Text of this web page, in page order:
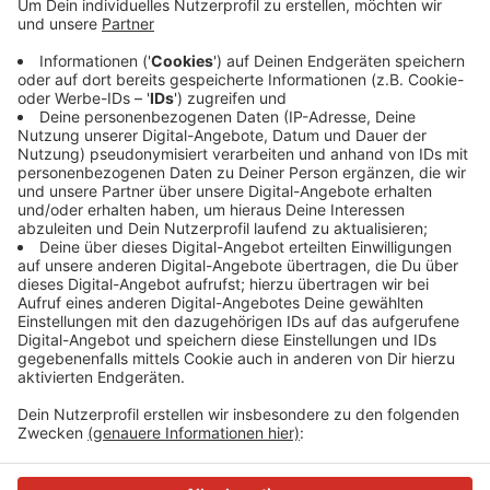
Die Servicestellen im Kaiserhof und am Hochdahler
Markt haben heute jeweils zwischen 14 und 16 Uhr
offen. Der Grund ist eine interne Fortbildung. Die Stadt
Erkrath weist aber auch darauf hin, dass einige
Behördengänge auch online über dasServiceportal
der Stadt erledigt werden können.
Anzeige
Anzeige